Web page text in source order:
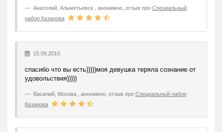
Анатолий Альметьевск , анонимно, отзыв про Специальный
набор Казанова
15.09.2010
спасибо что вы есть)))))моя девушка теряла сознание от
удовольствия)))))
Василий Москва , анонимно, отзыв про Специальный набор
Казанова